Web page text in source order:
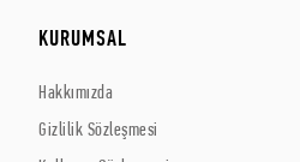
KURUMSAL
Hakkımızda
Gizlilik Sözleşmesi